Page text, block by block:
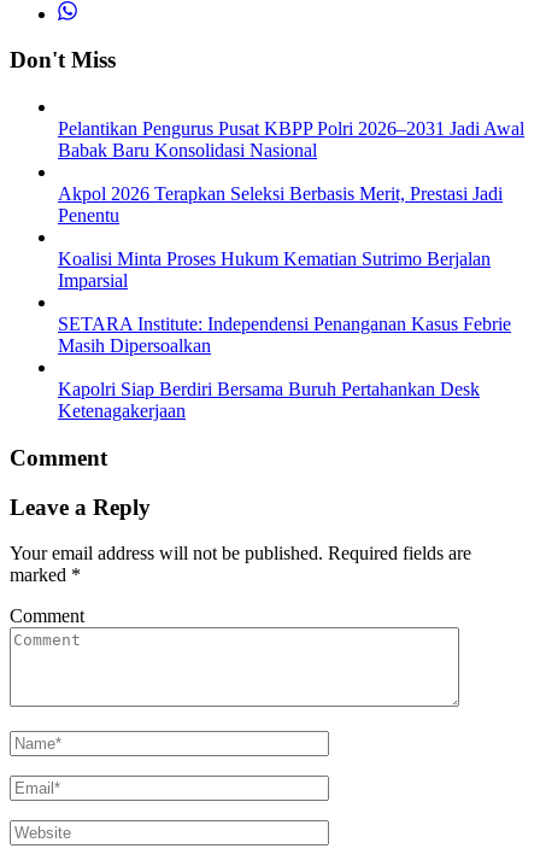
Don't Miss
Pelantikan Pengurus Pusat KBPP Polri 2026–2031 Jadi Awal
Babak Baru Konsolidasi Nasional
Akpol 2026 Terapkan Seleksi Berbasis Merit, Prestasi Jadi
Penentu
Koalisi Minta Proses Hukum Kematian Sutrimo Berjalan
Imparsial
SETARA Institute: Independensi Penanganan Kasus Febrie
Masih Dipersoalkan
Kapolri Siap Berdiri Bersama Buruh Pertahankan Desk
Ketenagakerjaan
Comment
Leave a Reply
Your email address will not be published. Required fields are
marked *
Comment